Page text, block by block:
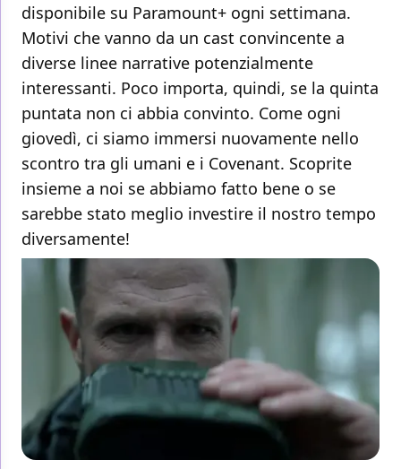
disponibile su Paramount+ ogni settimana.
Motivi che vanno da un cast convincente a
diverse linee narrative potenzialmente
interessanti. Poco importa, quindi, se la quinta
puntata non ci abbia convinto. Come ogni
giovedì, ci siamo immersi nuovamente nello
scontro tra gli umani e i Covenant. Scoprite
insieme a noi se abbiamo fatto bene o se
sarebbe stato meglio investire il nostro tempo
diversamente!